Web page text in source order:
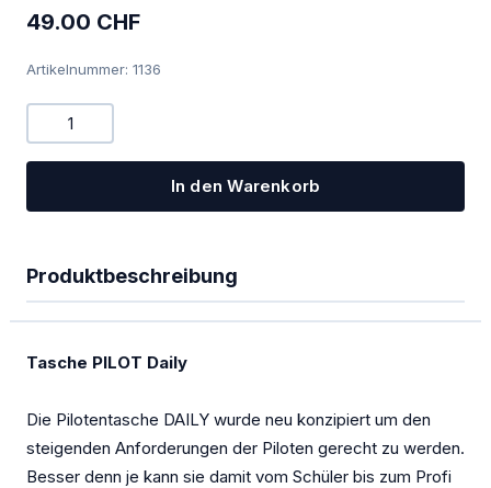
PowerFLARM
Ladegeräte
Mückenputzer
Sauerstoff
TEK-Düsen
Transponder
49.00 CHF
Artikelnummer: 1136
In den Warenkorb
Produktbeschreibung
Tasche PILOT Daily
Die Pilotentasche DAILY wurde neu konzipiert um den
steigenden Anforderungen der Piloten gerecht zu werden.
Besser denn je kann sie damit vom Schüler bis zum Profi